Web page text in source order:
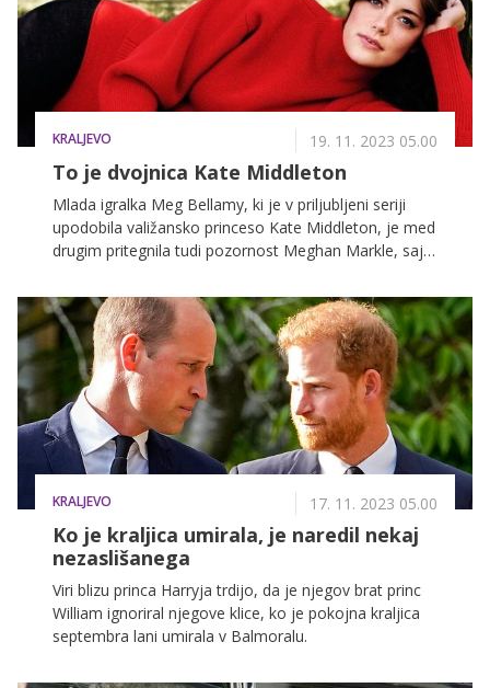
KRALJEVO 19. 11. 2023 05.00
To je dvojnica Kate Middleton
Mlada igralka Meg Bellamy, ki je v priljubljeni seriji
upodobila valižansko princeso Kate Middleton, je med
drugim pritegnila tudi pozornost Meghan Markle, saj ji
modno znamko Dior.
KRALJEVO 17. 11. 2023 05.00
Ko je kraljica umirala, je naredil nekaj
nezaslišanega
Viri blizu princa Harryja trdijo, da je njegov brat princ
William ignoriral njegove klice, ko je pokojna kraljica
septembra lani umirala v Balmoralu.